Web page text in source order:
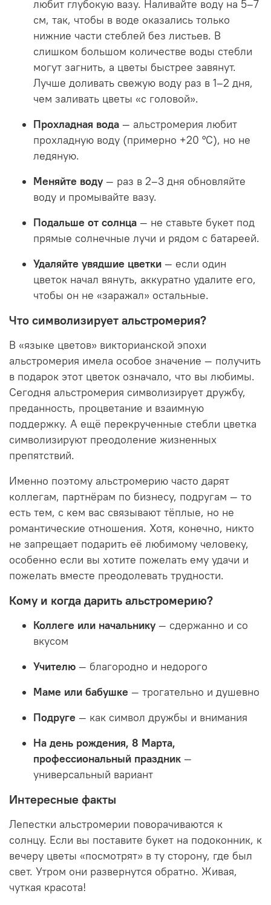
любит глубокую вазу. Наливайте воду на 5–7
см, так, чтобы в воде оказались только
нижние части стеблей без листьев. В
слишком большом количестве воды стебли
могут загнить, а цветы быстрее завянут.
Лучше доливать свежую воду раз в 1–2 дня,
чем заливать цветы «с головой».
Прохладная вода — альстромерия любит
прохладную воду (примерно +20 °С), но не
ледяную.
Меняйте воду — раз в 2–3 дня обновляйте
воду и промывайте вазу.
Подальше от солнца — не ставьте букет под
прямые солнечные лучи и рядом с батареей.
Удаляйте увядшие цветки — если один
цветок начал вянуть, аккуратно удалите его,
чтобы он не «заражал» остальные.
Что символизирует альстромерия?
В «языке цветов» викторианской эпохи
альстромерия имела особое значение — получить
в подарок этот цветок означало, что вы любимы.
Сегодня альстромерия символизирует дружбу,
преданность, процветание и взаимную
поддержку. А ещё перекрученные стебли цветка
символизируют преодоление жизненных
препятствий.
Именно поэтому альстромерию часто дарят
коллегам, партнёрам по бизнесу, подругам — то
есть тем, с кем вас связывают тёплые, но не
романтические отношения. Хотя, конечно, никто
не запрещает подарить её любимому человеку,
особенно если вы хотите пожелать ему удачи и
пожелать вместе преодолевать трудности.
Кому и когда дарить альстромерию?
Коллеге или начальнику — сдержанно и со
вкусом
Учителю — благородно и недорого
Маме или бабушке — трогательно и душевно
Подруге — как символ дружбы и внимания
На день рождения, 8 Марта,
профессиональный праздник —
универсальный вариант
Интересные факты
Лепестки альстромерии поворачиваются к
солнцу. Если вы поставите букет на подоконник, к
вечеру цветы «посмотрят» в ту сторону, где был
свет. Утром они развернутся обратно. Живая,
чуткая красота!